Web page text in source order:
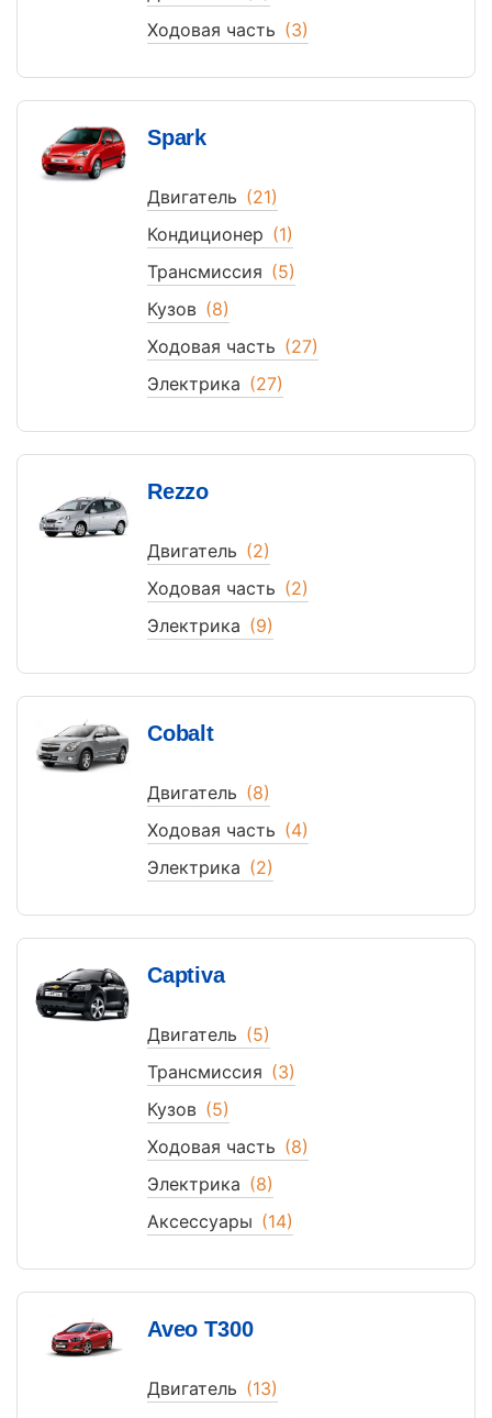
Ходовая часть (3)
Spark
Двигатель (21)
Кондиционер (1)
Трансмиссия (5)
Кузов (8)
Ходовая часть (27)
Электрика (27)
Rezzo
Двигатель (2)
Ходовая часть (2)
Электрика (9)
Cobalt
Двигатель (8)
Ходовая часть (4)
Электрика (2)
Captiva
Двигатель (5)
Трансмиссия (3)
Кузов (5)
Ходовая часть (8)
Электрика (8)
Аксессуары (14)
Aveo T300
Двигатель (13)